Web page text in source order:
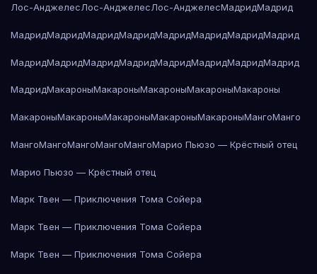
Лос-АнджелесЛос-АнджелесЛос-АнджелесМадридМадрид
МадридМадридМадридМадридМадридМадридМадридМадрид
МадридМадридМадридМадридМадридМадридМадридМадрид
МадридМакароныМакароныМакароныМакароныМакароны
МакароныМакароныМакароныМакароныМакароныМангоМанго
МангоМангоМангоМангоМангоМарио Пьюзо — Крёстный отец
Марио Пьюзо — Крёстный отец
Марк Твен — Приключения Тома Сойера
Марк Твен — Приключения Тома Сойера
Марк Твен — Приключения Тома Сойера